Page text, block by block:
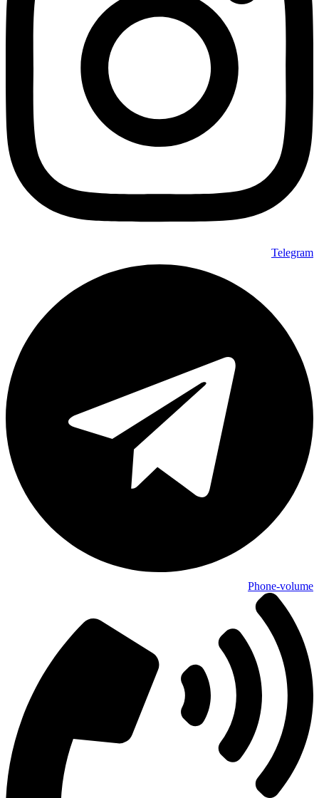
Telegram
Phone-volume